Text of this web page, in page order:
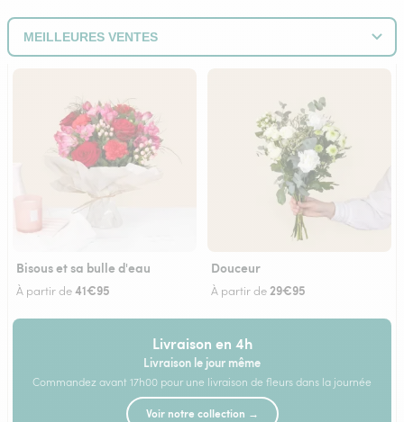
Bisous et sa bulle d'eau
À partir de41€95
Douceur
À partir de 29€95
Livraison en 4h
Livraison le jour même
Commandez avant 17h00 pour une livraison de fleurs dans la journée
Voir notre collection →